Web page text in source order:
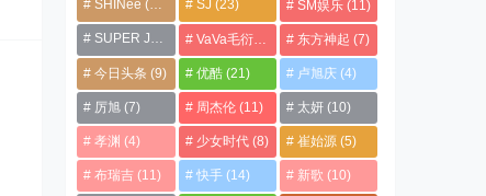
SHINee (13) SJ (23) SM娱乐(11)
SUPER JUNIOR (4)
VaVa毛衍七 东方神起 (7)
今日头条 (9) 优酷(21) 卢旭庆(4)
厉旭 (7) 周杰伦(11) 太妍(10)
孝渊 (4) 少女时代(8) 崔始源(5)
布瑞吉 (11) 快手(14) 新歌 (10)